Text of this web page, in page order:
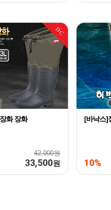
DC
화 장화
42,000원
33,500원
[바낙스]
10%